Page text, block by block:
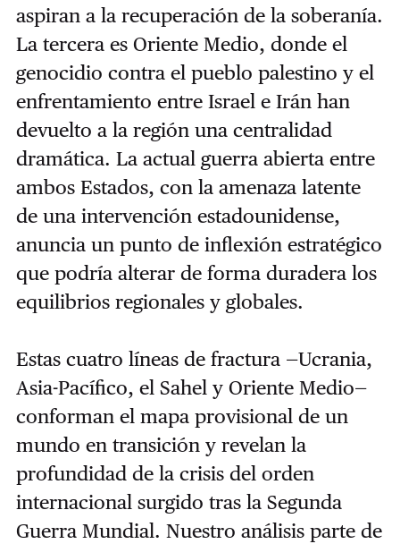
aspiran a la recuperación de la soberanía.
La tercera es Oriente Medio, donde el
genocidio contra el pueblo palestino y el
enfrentamiento entre Israel e Irán han
devuelto a la región una centralidad
dramática. La actual guerra abierta entre
ambos Estados, con la amenaza latente
de una intervención estadounidense,
anuncia un punto de inflexión estratégico
que podría alterar de forma duradera los
equilibrios regionales y globales.
Estas cuatro líneas de fractura —Ucrania,
Asia-Pacífico, el Sahel y Oriente Medio—
conforman el mapa provisional de un
mundo en transición y revelan la
profundidad de la crisis del orden
internacional surgido tras la Segunda
Guerra Mundial. Nuestro análisis parte de